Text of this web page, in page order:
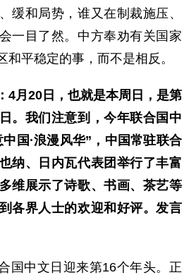
缓和局势，谁又在制裁施压、
一目了然。中方奉劝有关国家
和平稳定的事，而不是相反。
4月20日，也就是本周日，是第
。我们注意到，今年联合国中
国·浪漫风华”，中国常驻联合
纳、日内瓦代表团举行了丰富
维展示了诗歌、书画、茶艺等
各界人士的欢迎和好评。发言
国中文日迎来第16个年头。正